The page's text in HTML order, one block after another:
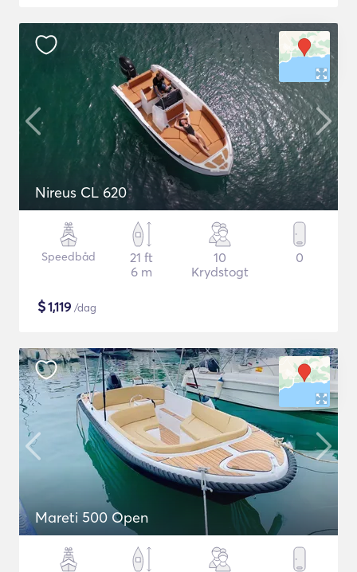
Nireus CL 620
Speedbåd
21 ft
6 m
10
Krydstogt
0
$1,119 /dag
Mareti 500 Open